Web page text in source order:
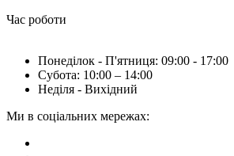
Час роботи
Понеділок - П'ятниця: 09:00 - 17:00
Субота: 10:00 – 14:00
Неділя - Вихідний
Ми в соціальних мережах: